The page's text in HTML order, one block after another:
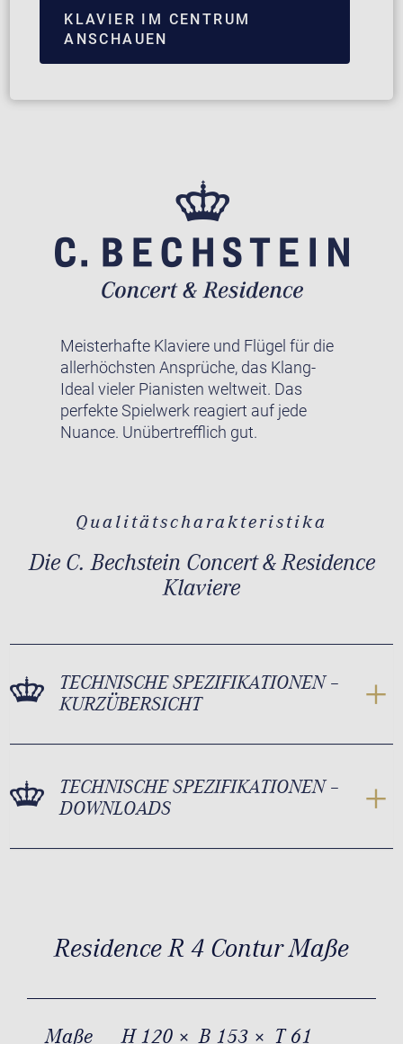
KLAVIER IM CENTRUM
ANSCHAUEN
Meisterhafte Klaviere und Flügel für die
allerhöchsten Ansprüche, das Klang-
Ideal vieler Pianisten weltweit. Das
perfekte Spielwerk reagiert auf jede
Nuance. Unübertrefflich gut.
Qualitätscharakteristika
Die C. Bechstein Concert & Residence
Klaviere
TECHNISCHE SPEZIFIKATIONEN –
KURZÜBERSICHT
TECHNISCHE SPEZIFIKATIONEN –
DOWNLOADS
Residence R 4 Contur Maße
Maße
H 120 × B 153 × T 61